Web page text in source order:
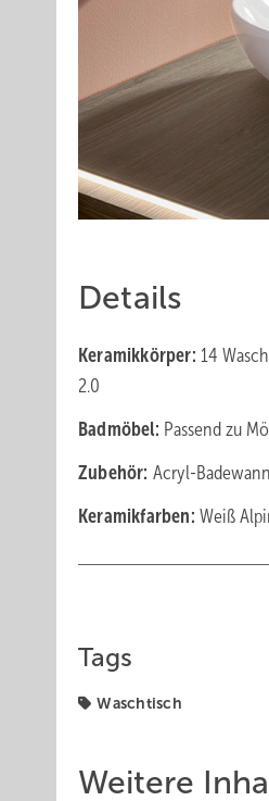
Details
Keramikkörper: 14
2.0
Badmöbel: Passend zu
Zubehör: Acryl-
Keramikfarben: Weiß
Tags
Waschtisch
Weitere